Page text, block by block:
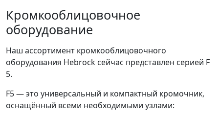
Кромкооблицовочное
оборудование
Наш ассортимент кромкооблицовочного
оборудования Hebrock сейчас представлен серией F
5.
F5 — это универсальный и компактный кромочник,
оснащённый всеми необходимыми узлами: